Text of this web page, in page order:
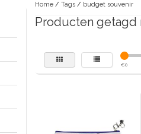
Home/ Tags/ budget souvenir
Producten
€0